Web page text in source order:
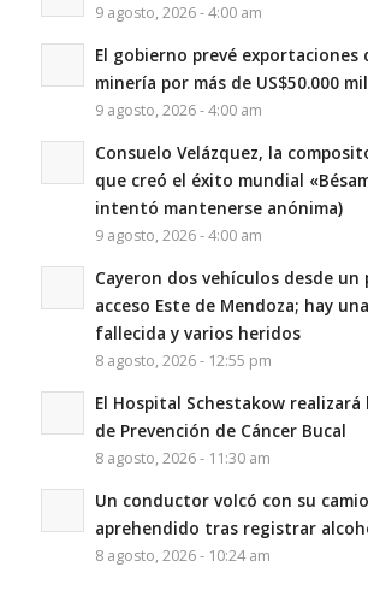
9 agosto, 2026 - 4:00 am
El gobierno prevé exportaciones
minería por más de US$50.000
9 agosto, 2026 - 4:00 am
Consuelo Velázquez, la
que creó el éxito mundial
intentó mantenerse anónima)
9 agosto, 2026 - 4:00 am
Cayeron dos vehículos desde un
acceso Este de Mendoza; hay
fallecida y varios heridos
8 agosto, 2026 - 12:55 pm
El Hospital Schestakow realizará
de Prevención de Cáncer Bucal
8 agosto, 2026 - 11:30 am
Un conductor volcó con su
aprehendido tras registrar
8 agosto, 2026 - 10:24 am